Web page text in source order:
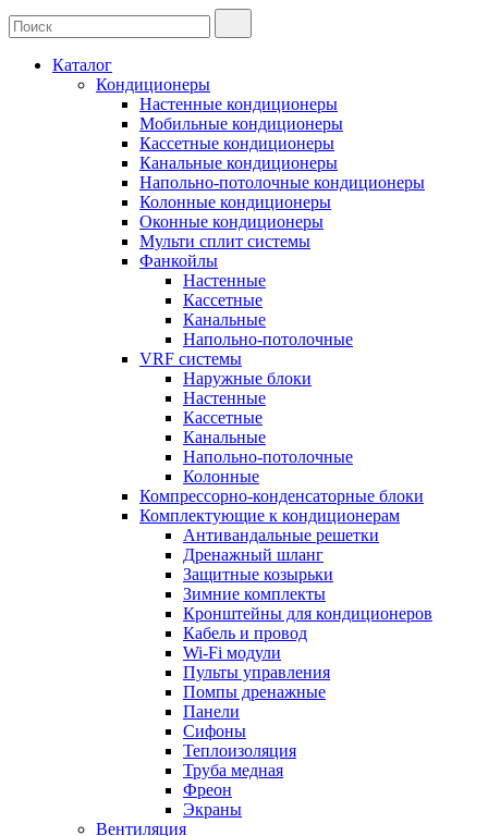
Каталог
Кондиционеры
Настенные кондиционеры
Мобильные кондиционеры
Кассетные кондиционеры
Канальные кондиционеры
Напольно-потолочные кондиционеры
Колонные кондиционеры
Оконные кондиционеры
Мульти сплит системы
Фанкойлы
Настенные
Кассетные
Канальные
Напольно-потолочные
VRF системы
Наружные блоки
Настенные
Кассетные
Канальные
Напольно-потолочные
Колонные
Компрессорно-конденсаторные блоки
Комплектующие к кондиционерам
Антивандальные решетки
Дренажный шланг
Защитные козырьки
Зимние комплекты
Кронштейны для кондиционеров
Кабель и провод
Wi-Fi модули
Пульты управления
Помпы дренажные
Панели
Сифоны
Теплоизоляция
Труба медная
Фреон
Экраны
Вентиляция